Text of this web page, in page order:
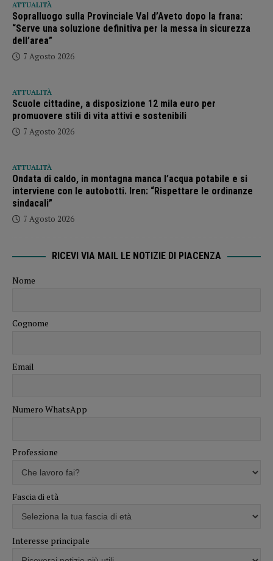
ATTUALITÀ
Sopralluogo sulla Provinciale Val d’Aveto dopo la frana:
“Serve una soluzione definitiva per la messa in sicurezza
dell’area”
7 Agosto 2026
ATTUALITÀ
Scuole cittadine, a disposizione 12 mila euro per
promuovere stili di vita attivi e sostenibili
7 Agosto 2026
ATTUALITÀ
Ondata di caldo, in montagna manca l’acqua potabile e si
interviene con le autobotti. Iren: “Rispettare le ordinanze
sindacali”
7 Agosto 2026
RICEVI VIA MAIL LE NOTIZIE DI PIACENZA
Nome
Cognome
Email
Numero WhatsApp
Professione
Fascia di età
Interesse principale